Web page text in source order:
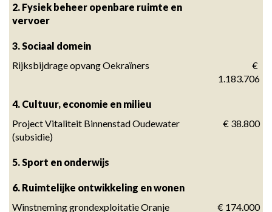
2. Fysiek beheer openbare ruimte en
vervoer
3. Sociaal domein
Rijksbijdrage opvang Oekraïners
1.183.706
4. Cultuur, economie en milieu
Project Vitaliteit Binnenstad Oudewater
(subsidie)
€ 38.800
5. Sport en onderwijs
6. Ruimtelijke ontwikkeling en wonen
Winstneming grondexploitatie Oranje
€ 174.000